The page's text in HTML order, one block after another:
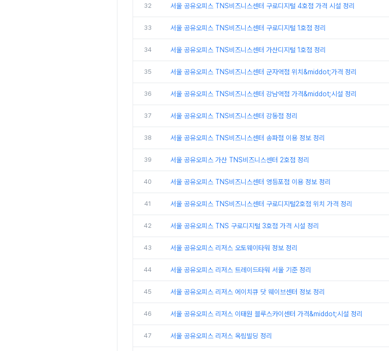
32 서울 공유오피스 TNS비즈니스센터 구로디지털 4호점 가격 시설 정리
33 서울 공유오피스 TNS비즈니스센터 구로디지털 1호점 정리
34 서울 공유오피스 TNS비즈니스센터 가산디지털 1호점 정리
35 서울 공유오피스 TNS비즈니스센터 군자역점 위치&middot;가격 정리
36 서울 공유오피스 TNS비즈니스센터 강남역점 가격&middot;시설 정리
37 서울 공유오피스 TNS비즈니스센터 강동점 정리
38 서울 공유오피스 TNS비즈니스센터 송파점 이용 정보 정리
39 서울 공유오피스 가산 TNS비즈니스센터 2호점 정리
40 서울 공유오피스 TNS비즈니스센터 영등포점 이용 정보 정리
41 서울 공유오피스 TNS비즈니스센터 구로디지털2호점 위치 가격 정리
42 서울 공유오피스 TNS 구로디지털 3호점 가격 시설 정리
43 서울 공유오피스 리저스 오토웨이타워 정보 정리
44 서울 공유오피스 리저스 트레이드타워 서울 기준 정리
45 서울 공유오피스 리저스 에이치큐 닷 웨이브센터 정보 정리
46 서울 공유오피스 리저스 이태원 블루스카이센터 가격&middot;시설 정리
47 서울 공유오피스 리저스 옥림빌딩 정리